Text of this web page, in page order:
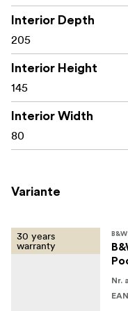
certificată în
aptă pentru aer:
rezistentă,
ecuson cu numele
două ochiuri
două încuietori
Interior Depth
205
Interior Height
145
Interior Width
80
Variante
30 years
warranty
Nr.
EAN